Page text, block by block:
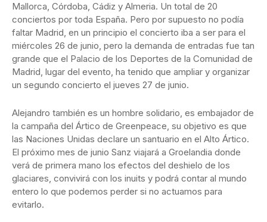
Mallorca, Córdoba, Cádiz y Almeria. Un total de 20
conciertos por toda España. Pero por supuesto no podía
faltar Madrid, en un principio el concierto iba a ser para el
miércoles 26 de junio, pero la demanda de entradas fue tan
grande que el Palacio de los Deportes de la Comunidad de
Madrid, lugar del evento, ha tenido que ampliar y organizar
un segundo concierto el jueves 27 de junio.
Alejandro también es un hombre solidario, es embajador de
la campaña del Ártico de Greenpeace, su objetivo es que
las Naciones Unidas declare un santuario en el Alto Ártico.
El próximo mes de junio Sanz viajará a Groelandia donde
verá de primera mano los efectos del deshielo de los
glaciares, convivirá con los inuits y podrá contar al mundo
entero lo que podemos perder si no actuamos para
evitarlo.